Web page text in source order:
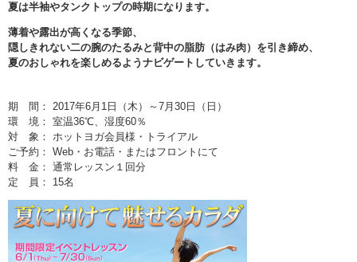
夏は半袖やタンクトップの時期になります。
薄着や露出が高くなる季節、
隠しきれない二の腕のたるみと背中の脂肪（はみ肉）を引き締め、
夏のおしゃれを楽しめるようナビゲートしていきます。
期 間： 2017年6月1日（木）～7月30日（日）
環 境： 室温36℃、湿度60％
対 象： ホットヨガ会員様・トライアル
ご予約： Web・お電話・またはフロントにて
料 金： 通常レッスン１回分
定 員： 15名
セミナー開催
スタッフブログ
プライバシーポリシー